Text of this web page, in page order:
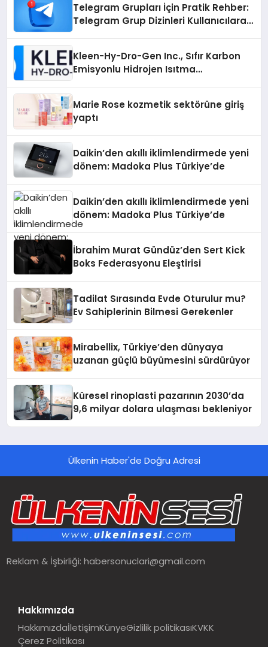
Telegram Grupları İçin Pratik Rehber:
Telegram Grup Dizinleri Kullanıcılara
Kleen-Hy-Dro-Gen Inc., Sıfır Karbon
Emisyonlu Hidrojen Isıtma
Marie Rose kozmetik sektörüne giriş
yaptı
Daikin’den akıllı iklimlendirmede yeni
dönem: Madoka Plus Türkiye’de
Daikin’den akıllı iklimlendirmede yeni
dönem: Madoka Plus Türkiye’de
İbrahim Murat Gündüz’den Sert Kick
Boks Federasyonu Eleştirisi
Tadilat Sırasında Evde Oturulur mu?
Ev Sahiplerinin Bilmesi Gerekenler
Mirabellix, Türkiye’den dünyaya
uzanan güçlü büyümesini sürdürüyor
Küresel rinoplasti pazarının 2030’da
9,6 milyar dolara ulaşması bekleniyor
Ülkenin Haber'de Doğru Adresi
Reklam & İşbirliği:habersonuclari@gmail.com
Hakkımızda
HakkımızdaİletişimKünyeGizlilik politikasıKVKK
Çerez Politikası